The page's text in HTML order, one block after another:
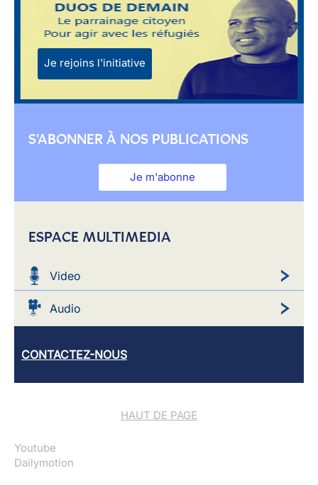
Je rejoins l'initiative
S'ABONNER À NOS PUBLICATIONS
Je m'abonne
ESPACE MULTIMEDIA
Video
Audio
CONTACTEZ-NOUS
HAUT DE PAGE
Youtube
Dailymotion